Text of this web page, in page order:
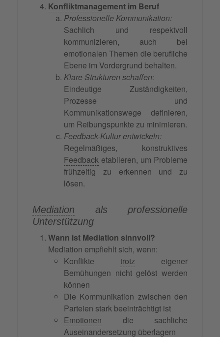
Konfliktmanagement im Beruf
Professionelle Kommunikation:
Sachlich und respektvoll
kommunizieren, auch bei
emotionalen Themen die berufliche
Ebene im Vordergrund behalten.
Klare Strukturen schaffen:
Eindeutige Zuständigkeiten,
Prozesse und
Kommunikationswege definieren,
um Reibungspunkte zu minimieren.
Feedback-Kultur entwickeln:
Regelmäßiges, konstruktives
Feedback etablieren, um Probleme
frühzeitig zu erkennen und zu
lösen.
Mediation als professionelle
Unterstützung
Wann ist Mediation sinnvoll?
Mediation empfiehlt sich, wenn:
Konflikte trotz eigener
Bemühungen nicht gelöst werden
können
Die Kommunikation zwischen den
Parteien stark beeinträchtigt ist
Emotionen die sachliche
Auseinandersetzung überlagern